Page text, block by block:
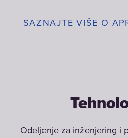
SAZNAJTE VIŠE O
Odeljenje za inženjering i